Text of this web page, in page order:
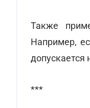
Также
Например,
допускается
***